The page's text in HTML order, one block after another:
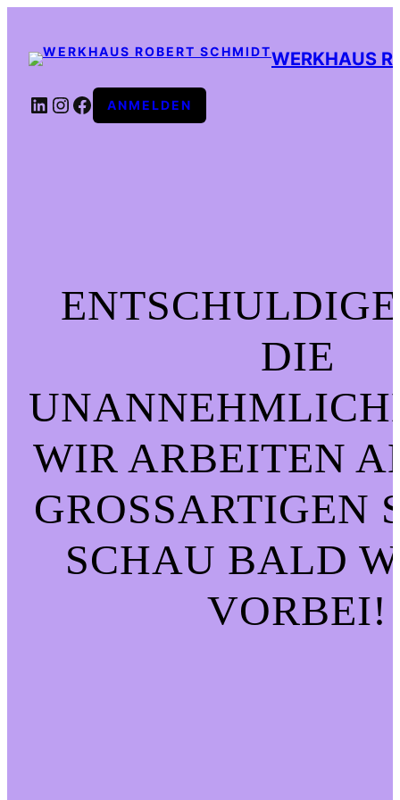
WERKHAUS
LINKEDIN
INSTAGRAM
FACEBOOK
ANMELDEN
DIE
WIR ARBEITEN
GROSSARTIGEN
CHAU BALD
ORBEI!